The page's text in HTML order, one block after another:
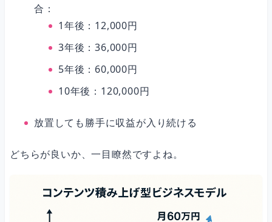
合：
1年後：12,000円
3年後：36,000円
5年後：60,000円
10年後：120,000円
放置しても勝手に収益が入り続ける
どちらが良いか、一目瞭然ですよね。